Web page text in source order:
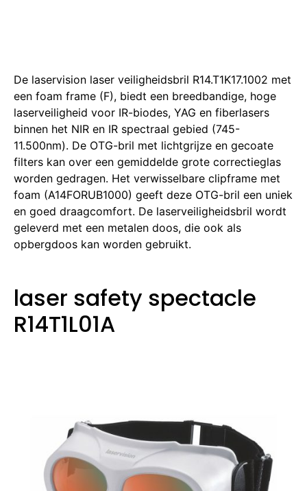
De laservision laser veiligheidsbril R14.T1K17.1002 met
een foam frame (F), biedt een breedbandige, hoge
laserveiligheid voor IR-biodes, YAG en fiberlasers
binnen het NIR en IR spectraal gebied (745-
11.500nm). De OTG-bril met lichtgrijze en gecoate
filters kan over een gemiddelde grote correctieglas
worden gedragen. Het verwisselbare clipframe met
foam (A14FORUB1000) geeft deze OTG-bril een uniek
en goed draagcomfort. De laserveiligheidsbril wordt
geleverd met een metalen doos, die ook als
opbergdoos kan worden gebruikt.
laser safety spectacle
R14T1L01A